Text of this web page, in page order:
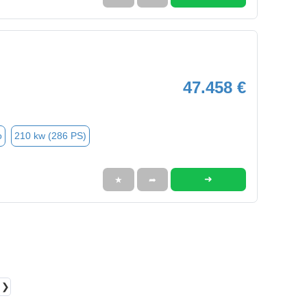
47.458 €
210 kw (286 PS)
★ ➦ ➜